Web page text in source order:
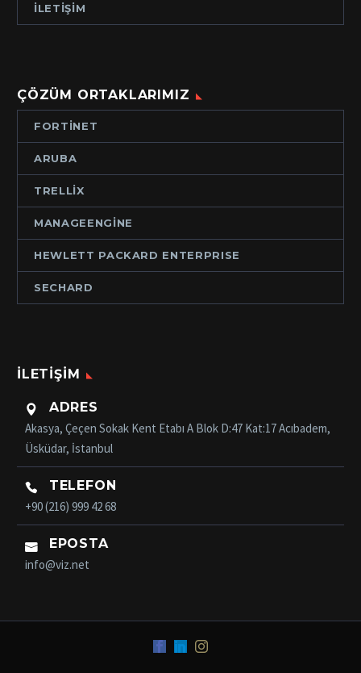
İLETIŞIM
ÇÖZÜM ORTAKLARIMIZ
FORTINET
ARUBA
TRELLIX
MANAGEENGINE
HEWLETT PACKARD ENTERPRISE
SECHARD
İLETIŞIM

ADRES
Akasya, Çeçen Sokak Kent Etabı A Blok D:47 Kat:17 Acıbadem,
Üsküdar, İstanbul

TELEFON
+90 (216) 999 42 68

EPOSTA
info@viz.net